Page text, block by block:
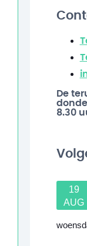
De
8.30
19
AUG